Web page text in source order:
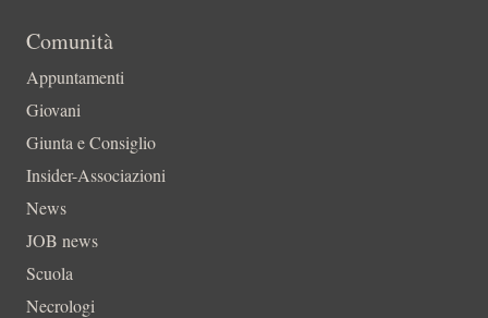
Comunità
Appuntamenti
Giovani
Giunta e Consiglio
Insider-Associazioni
News
JOB news
Scuola
Necrologi